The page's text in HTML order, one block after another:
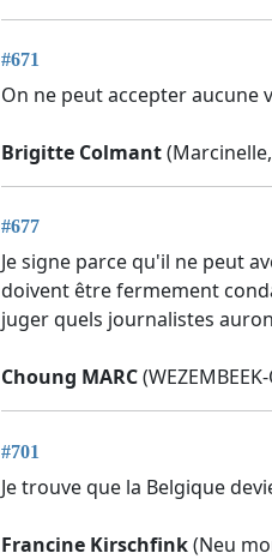
#671
On ne peut accepter aucune
Brigitte Colmant
#677
Je signe parce qu'il ne peut
doivent être fermement
juger quels journalistes
Choung MARC
#701
Je trouve que la Belgique
Francine Kirschfink(Neu